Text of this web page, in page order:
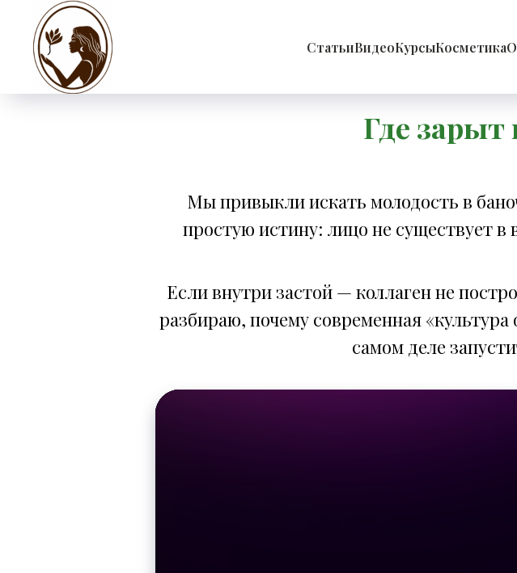
СтатьиВидеоКурсыКосметика
Где зарыт
Мы привыкли искать молодость в
простую истину: лицо не существует
Если внутри застой — коллаген не
разбираю, почему современная
самом деле